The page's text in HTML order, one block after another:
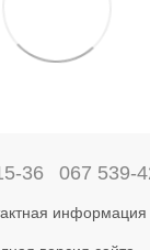
36 067 539-
информация